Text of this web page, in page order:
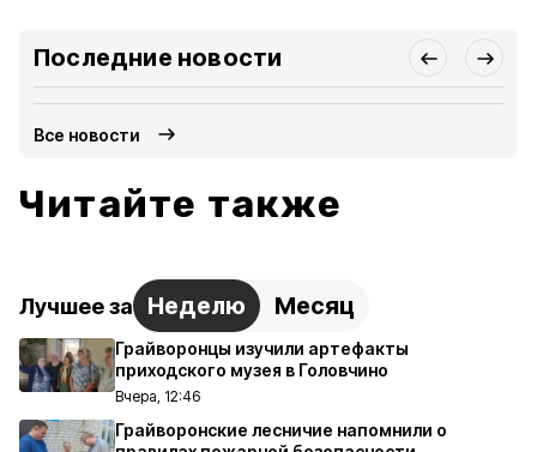
Последние новости
Все новости
Читайте также
Лучшее за Неделю Месяц
Грайворонцы изучили артефакты
приходского музея в Головчино
Вчера, 12:46
Грайворонские лесничие напомнили о